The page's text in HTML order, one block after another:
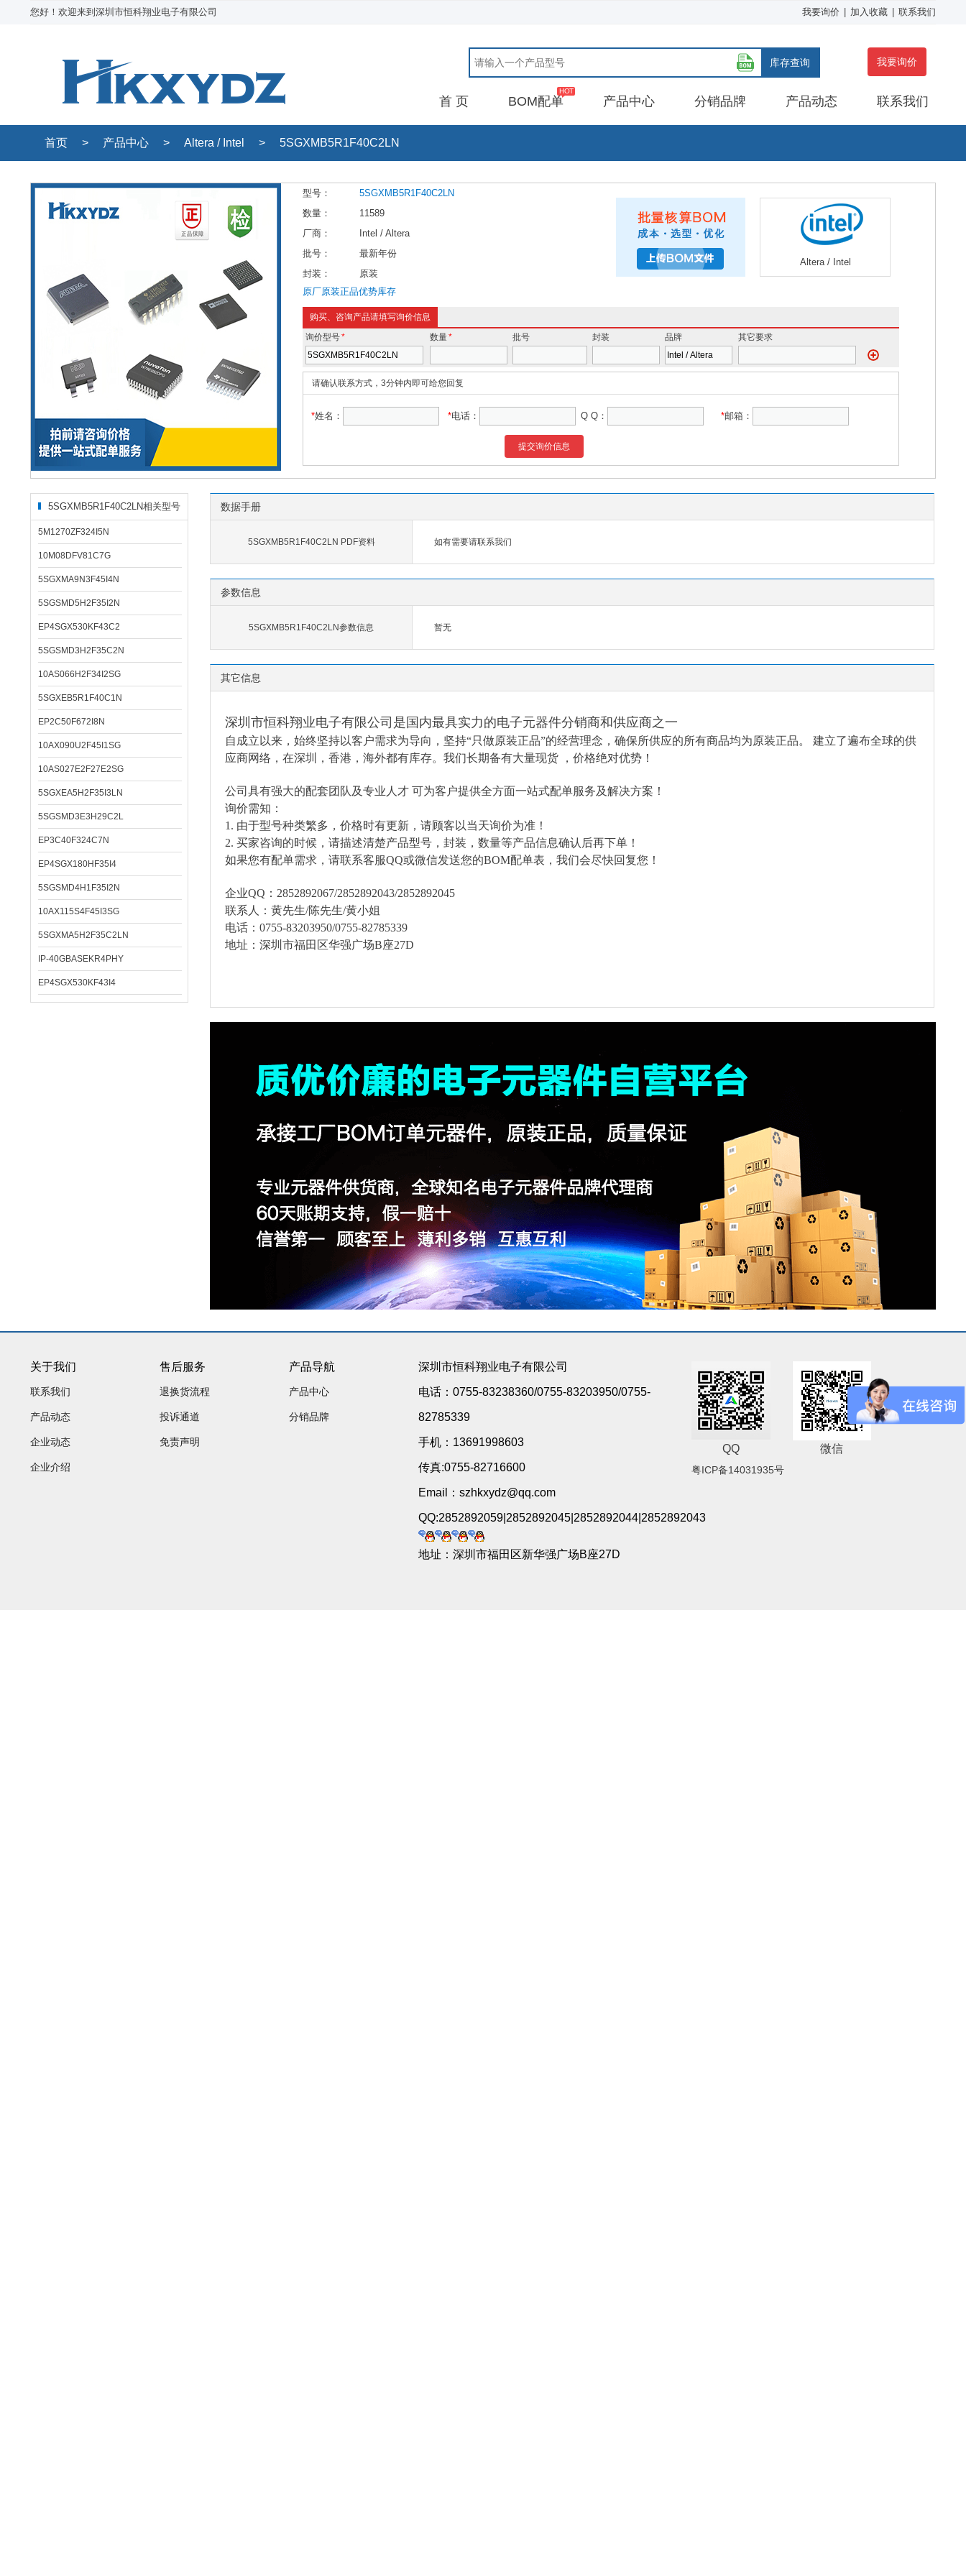
您好！欢迎来到深圳市恒科翔业电子有限公司 我要询价 加入收藏 联系我们
库存查询 我要询价
首 页 BOM配单 产品中心 分销品牌 产品动态 联系我们
首页 > 产品中心 > Altera / Intel > 5SGXMB5R1F40C2LN
型号：
5SGXMB5R1F40C2LN
数量：
11589
厂商：
Intel / Altera
批号：
最新年份
封装：
原装
原厂原装正品优势库存
Altera / Intel
购买、咨询产品请填写询价信息
询价型号* 数量* 批号 封装 品牌 其它要求
请确认联系方式，3分钟内即可给您回复
*姓名： *电话： Q Q： *邮箱：
提交询价信息
5SGXMB5R1F40C2LN相关型号
5M1270ZF324I5N
10M08DFV81C7G
5SGXMA9N3F45I4N
5SGSMD5H2F35I2N
EP4SGX530KF43C2
5SGSMD3H2F35C2N
10AS066H2F34I2SG
5SGXEB5R1F40C1N
EP2C50F672I8N
10AX090U2F45I1SG
10AS027E2F27E2SG
5SGXEA5H2F35I3LN
5SGSMD3E3H29C2L
EP3C40F324C7N
EP4SGX180HF35I4
5SGSMD4H1F35I2N
10AX115S4F45I3SG
5SGXMA5H2F35C2LN
IP-40GBASEKR4PHY
EP4SGX530KF43I4
数据手册
5SGXMB5R1F40C2LN PDF资料 如有需要请联系我们
参数信息
5SGXMB5R1F40C2LN参数信息 暂无
其它信息
深圳市恒科翔业电子有限公司是国内最具实力的电子元器件分销商和供应商之一
自成立以来，始终坚持以客户需求为导向，坚持“只做原装正品”的经营理念，确保所供应的所有商品均为原装正品。 建立了遍布全球的供
应商网络，在深圳，香港，海外都有库存。我们长期备有大量现货 ，价格绝对优势！
公司具有强大的配套团队及专业人才 可为客户提供全方面一站式配单服务及解决方案！
询价需知：
1. 由于型号种类繁多，价格时有更新，请顾客以当天询价为准！
2. 买家咨询的时候，请描述清楚产品型号，封装，数量等产品信息确认后再下单！
如果您有配单需求，请联系客服QQ或微信发送您的BOM配单表 ，我们会尽快回复您！
企业QQ：2852892067/2852892043/2852892045
联系人：黄先生/陈先生/黄小姐
电话： 0755-83203950/0755-82785339
地址：深圳市福田区华强广场B座27D
关于我们
联系我们
产品动态
企业动态
企业介绍
售后服务
退换货流程
投诉通道
免责声明
产品导航
产品中心
分销品牌
深圳市恒科翔业电子有限公司
电话：0755-83238360/0755-83203950/0755-
82785339
手机：13691998603
传真:0755-82716600
Email：szhkxydz@qq.com
QQ:2852892059|2852892045|2852892044|2852892043
地址：深圳市福田区新华强广场B座27D
QQ 微信
粤ICP备14031935号